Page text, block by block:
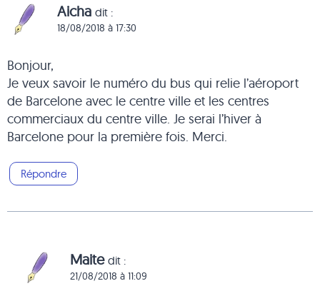
Aicha dit :
18/08/2018 à 17:30
Bonjour,
Je veux savoir le numéro du bus qui relie l’aéroport
de Barcelone avec le centre ville et les centres
commerciaux du centre ville. Je serai l’hiver à
Barcelone pour la première fois. Merci.
Répondre
Maite dit :
21/08/2018 à 11:09